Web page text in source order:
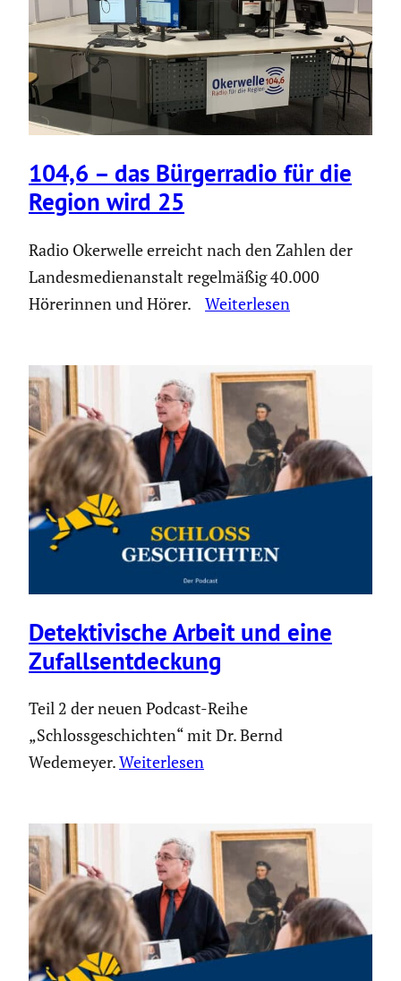
104,6 – das Bürger­radio für die
Region wird 25
Radio Okerwelle erreicht nach den Zahlen der
Landesmedienanstalt regelmäßig 40.000
Hörerinnen und Hörer. Weiterlesen
Detek­ti­vi­sche Arbeit und eine
Zufalls­ent­de­ckung
Teil 2 der neuen Podcast-Reihe
„Schlossgeschichten“ mit Dr. Bernd
Wedemeyer.Weiterlesen